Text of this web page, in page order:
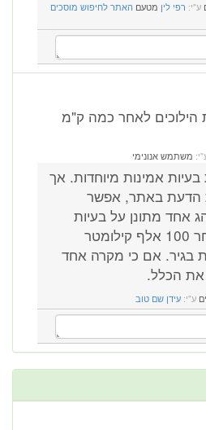
ע"י: רפי לין מטעם האתר לחיפוש מוסכים
הילוכים לאחר כמה ק"מ
משתמש אנונימי
אמינות מיוחדות. אך
הדעת באתר, אפשר
אחד מתונן על בעיות
במנוע לאחר 100 אלף קילומטר
בגיר. אם כי מקרה אחד
הכלל.
ע"י: עידן שם טוב